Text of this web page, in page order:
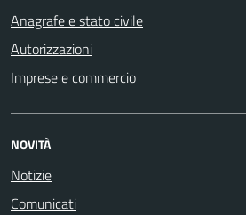
Anagrafe e stato civile
Autorizzazioni
Imprese e commercio
NOVITÀ
Notizie
Comunicati